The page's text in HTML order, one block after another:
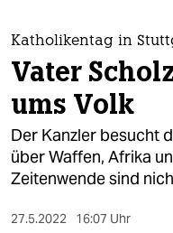
themen
politik
öko
gesellschaft
Katholikentag in
Vater
ums Volk
Der Kanzler besucht
über Waffen, Afrika
Zeitenwende sind
27.5.2022 16:07 Uhr